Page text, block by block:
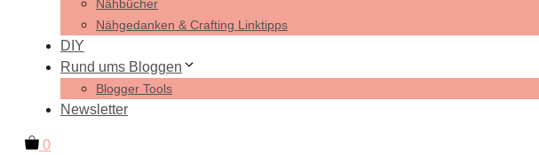
Nähbücher
Nähgedanken & Crafting Linktipps
DIY
Rund ums Bloggen
Blogger Tools
Newsletter
0